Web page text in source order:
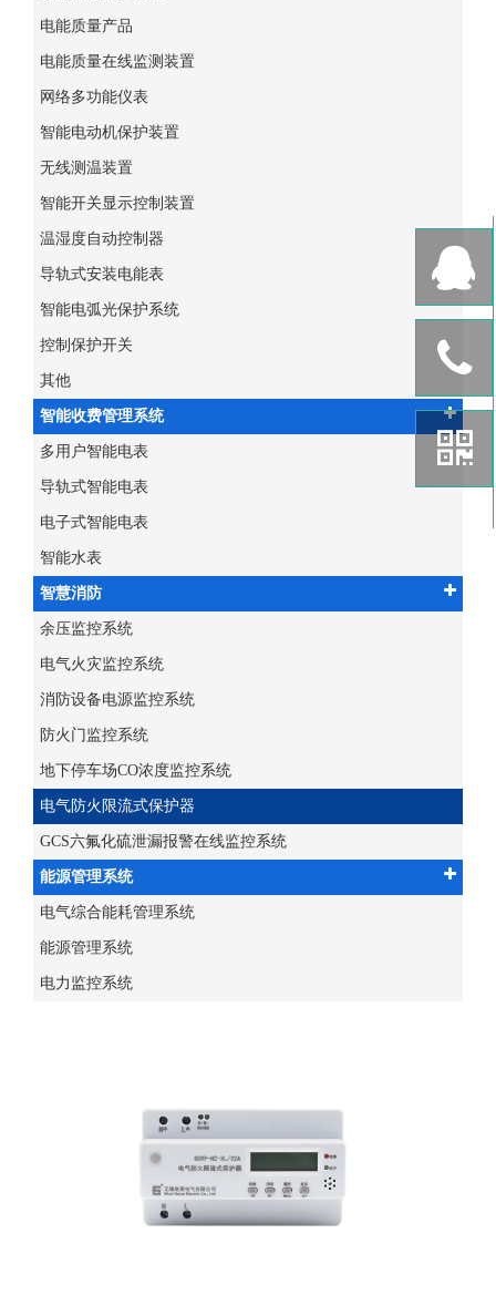
电能质量产品
电能质量在线监测装置
网络多功能仪表
智能电动机保护装置
无线测温装置
智能开关显示控制装置
温湿度自动控制器
导轨式安装电能表
智能电弧光保护系统
控制保护开关
其他
智能收费管理系统
多用户智能电表
导轨式智能电表
电子式智能电表
智能水表
智慧消防
余压监控系统
电气火灾监控系统
消防设备电源监控系统
防火门监控系统
地下停车场CO浓度监控系统
电气防火限流式保护器
GCS六氟化硫泄漏报警在线监控系统
能源管理系统
电气综合能耗管理系统
能源管理系统
电力监控系统